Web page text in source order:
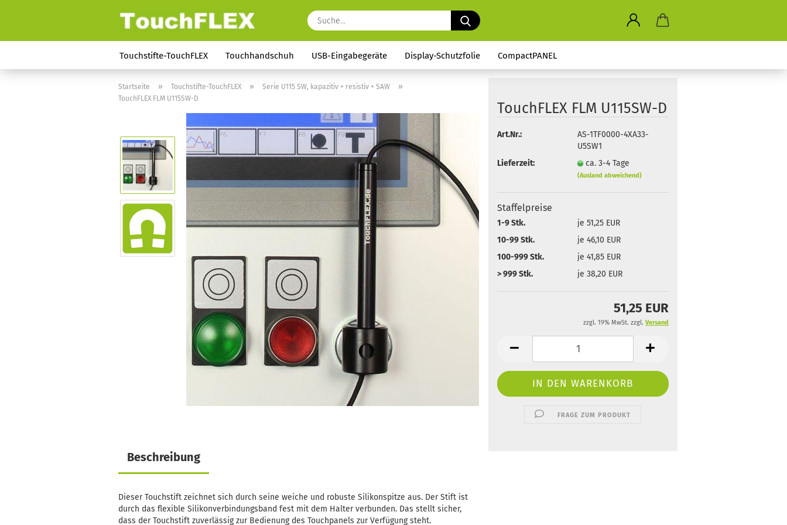
Suche...
Touchstifte-TouchFLEX Touchhandschuh USB-Eingabegeräte Display-Schutzfolie CompactPANEL
Startseite » Touchstifte-TouchFLEX » Serie U115 SW, kapazitiv + resistiv + SAW »
TouchFLEX FLM U115SW-D
TouchFLEX FLM U115SW-D
Art.Nr.:
AS-1TF0000-4XA33-
U5SW1
Lieferzeit:
ca. 3-4 Tage
(Ausland abweichend)
Staffelpreise
1-9 Stk.
je 51,25 EUR
10-99 Stk.
je 46,10 EUR
100-999 Stk.
je 41,85 EUR
> 999 Stk.
je 38,20 EUR
51,25 EUR
zzgl. 19% MwSt. zzgl. Versand
FRAGE ZUM PRODUKT
Beschreibung
Dieser Touchstift zeichnet sich durch seine weiche und robuste Silikonspitze aus. Der Stift ist
durch das flexible Silikonverbindungsband fest mit dem Halter verbunden. Das stellt sicher,
dass der Touchstift zuverlässig zur Bedienung des Touchpanels zur Verfügung steht.